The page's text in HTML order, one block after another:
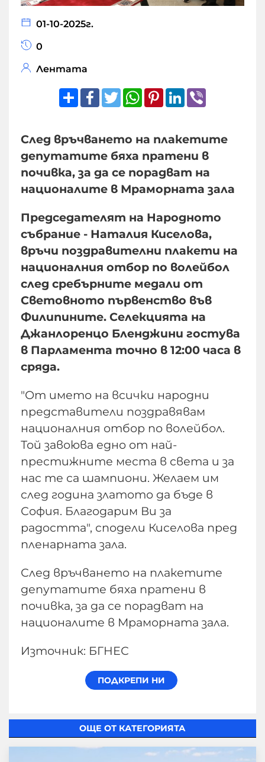
01-10-2025г.
0
Лентата
ShareFacebook
TwitterWhatsApp
Pinterest
LinkedIn
След връчването на плакетите
депутатите бяха пратени в
почивка, за да се порадват на
националите в Мраморната зала
Председателят на Народното
събрание - Наталия Киселова,
връчи поздравителни плакети на
националния отбор по волейбол
след сребърните медали от
Световното първенство във
Филипините. Селекцията на
Джанлоренцо Бленджини гостува
в Парламента точно в 12:00 часа в
сряда.
"От името на всички народни
представители поздравявам
националния отбор по волейбол.
Той завоюва едно от най-
престижните места в света и за
нас те са шампиони. Желаем им
след година златото да бъде в
София. Благодарим Ви за
радостта", сподели Киселова пред
пленарната зала.
След връчването на плакетите
депутатите бяха пратени в
почивка, за да се порадват на
националите в Мраморната зала.
Източник: БГНЕС
ОЩЕ ОТ КАТЕГОРИЯТА